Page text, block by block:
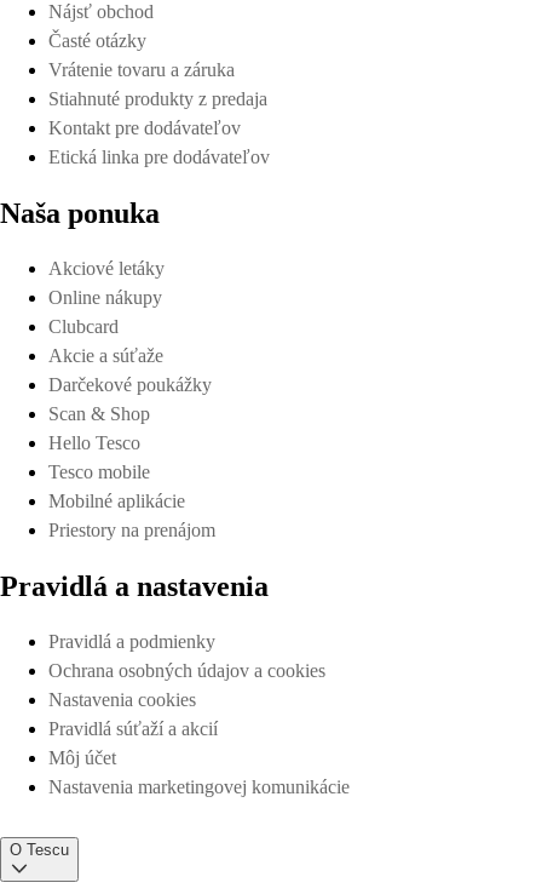
Nájsť obchod
Časté otázky
Vrátenie tovaru a záruka
Stiahnuté produkty z predaja
Kontakt pre dodávateľov
Etická linka pre dodávateľov
Naša ponuka
Akciové letáky
Online nákupy
Clubcard
Akcie a súťaže
Darčekové poukážky
Scan & Shop
Hello Tesco
Tesco mobile
Mobilné aplikácie
Priestory na prenájom
Pravidlá a nastavenia
Pravidlá a podmienky
Ochrana osobných údajov a cookies
Nastavenia cookies
Pravidlá súťaží a akcií
Môj účet
Nastavenia marketingovej komunikácie
O Tescu